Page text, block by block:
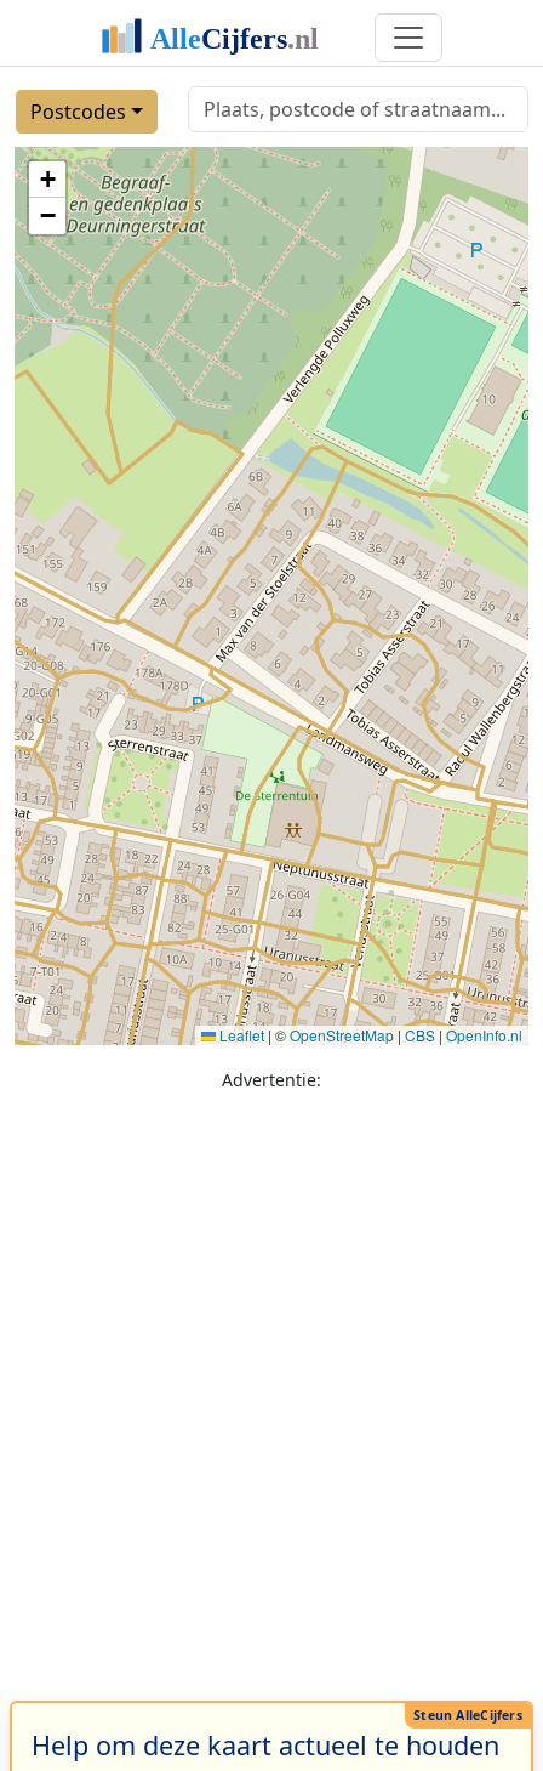
Postcodes
+
−
Leaflet | ©OpenStreetMap | CBS |OpenInfo.nl
Advertentie:
Help om deze kaart actueel te houden